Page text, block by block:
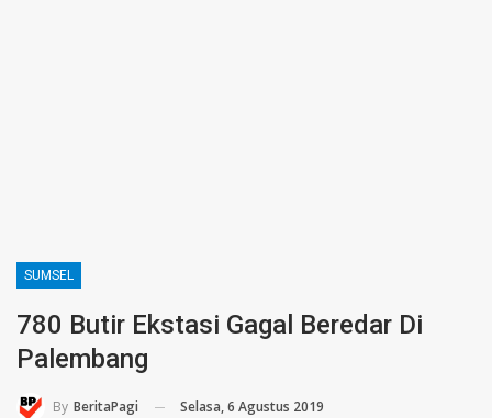
SUMSEL
780 Butir Ekstasi Gagal Beredar Di
Palembang
By BeritaPagi Selasa, 6 Agustus 2019